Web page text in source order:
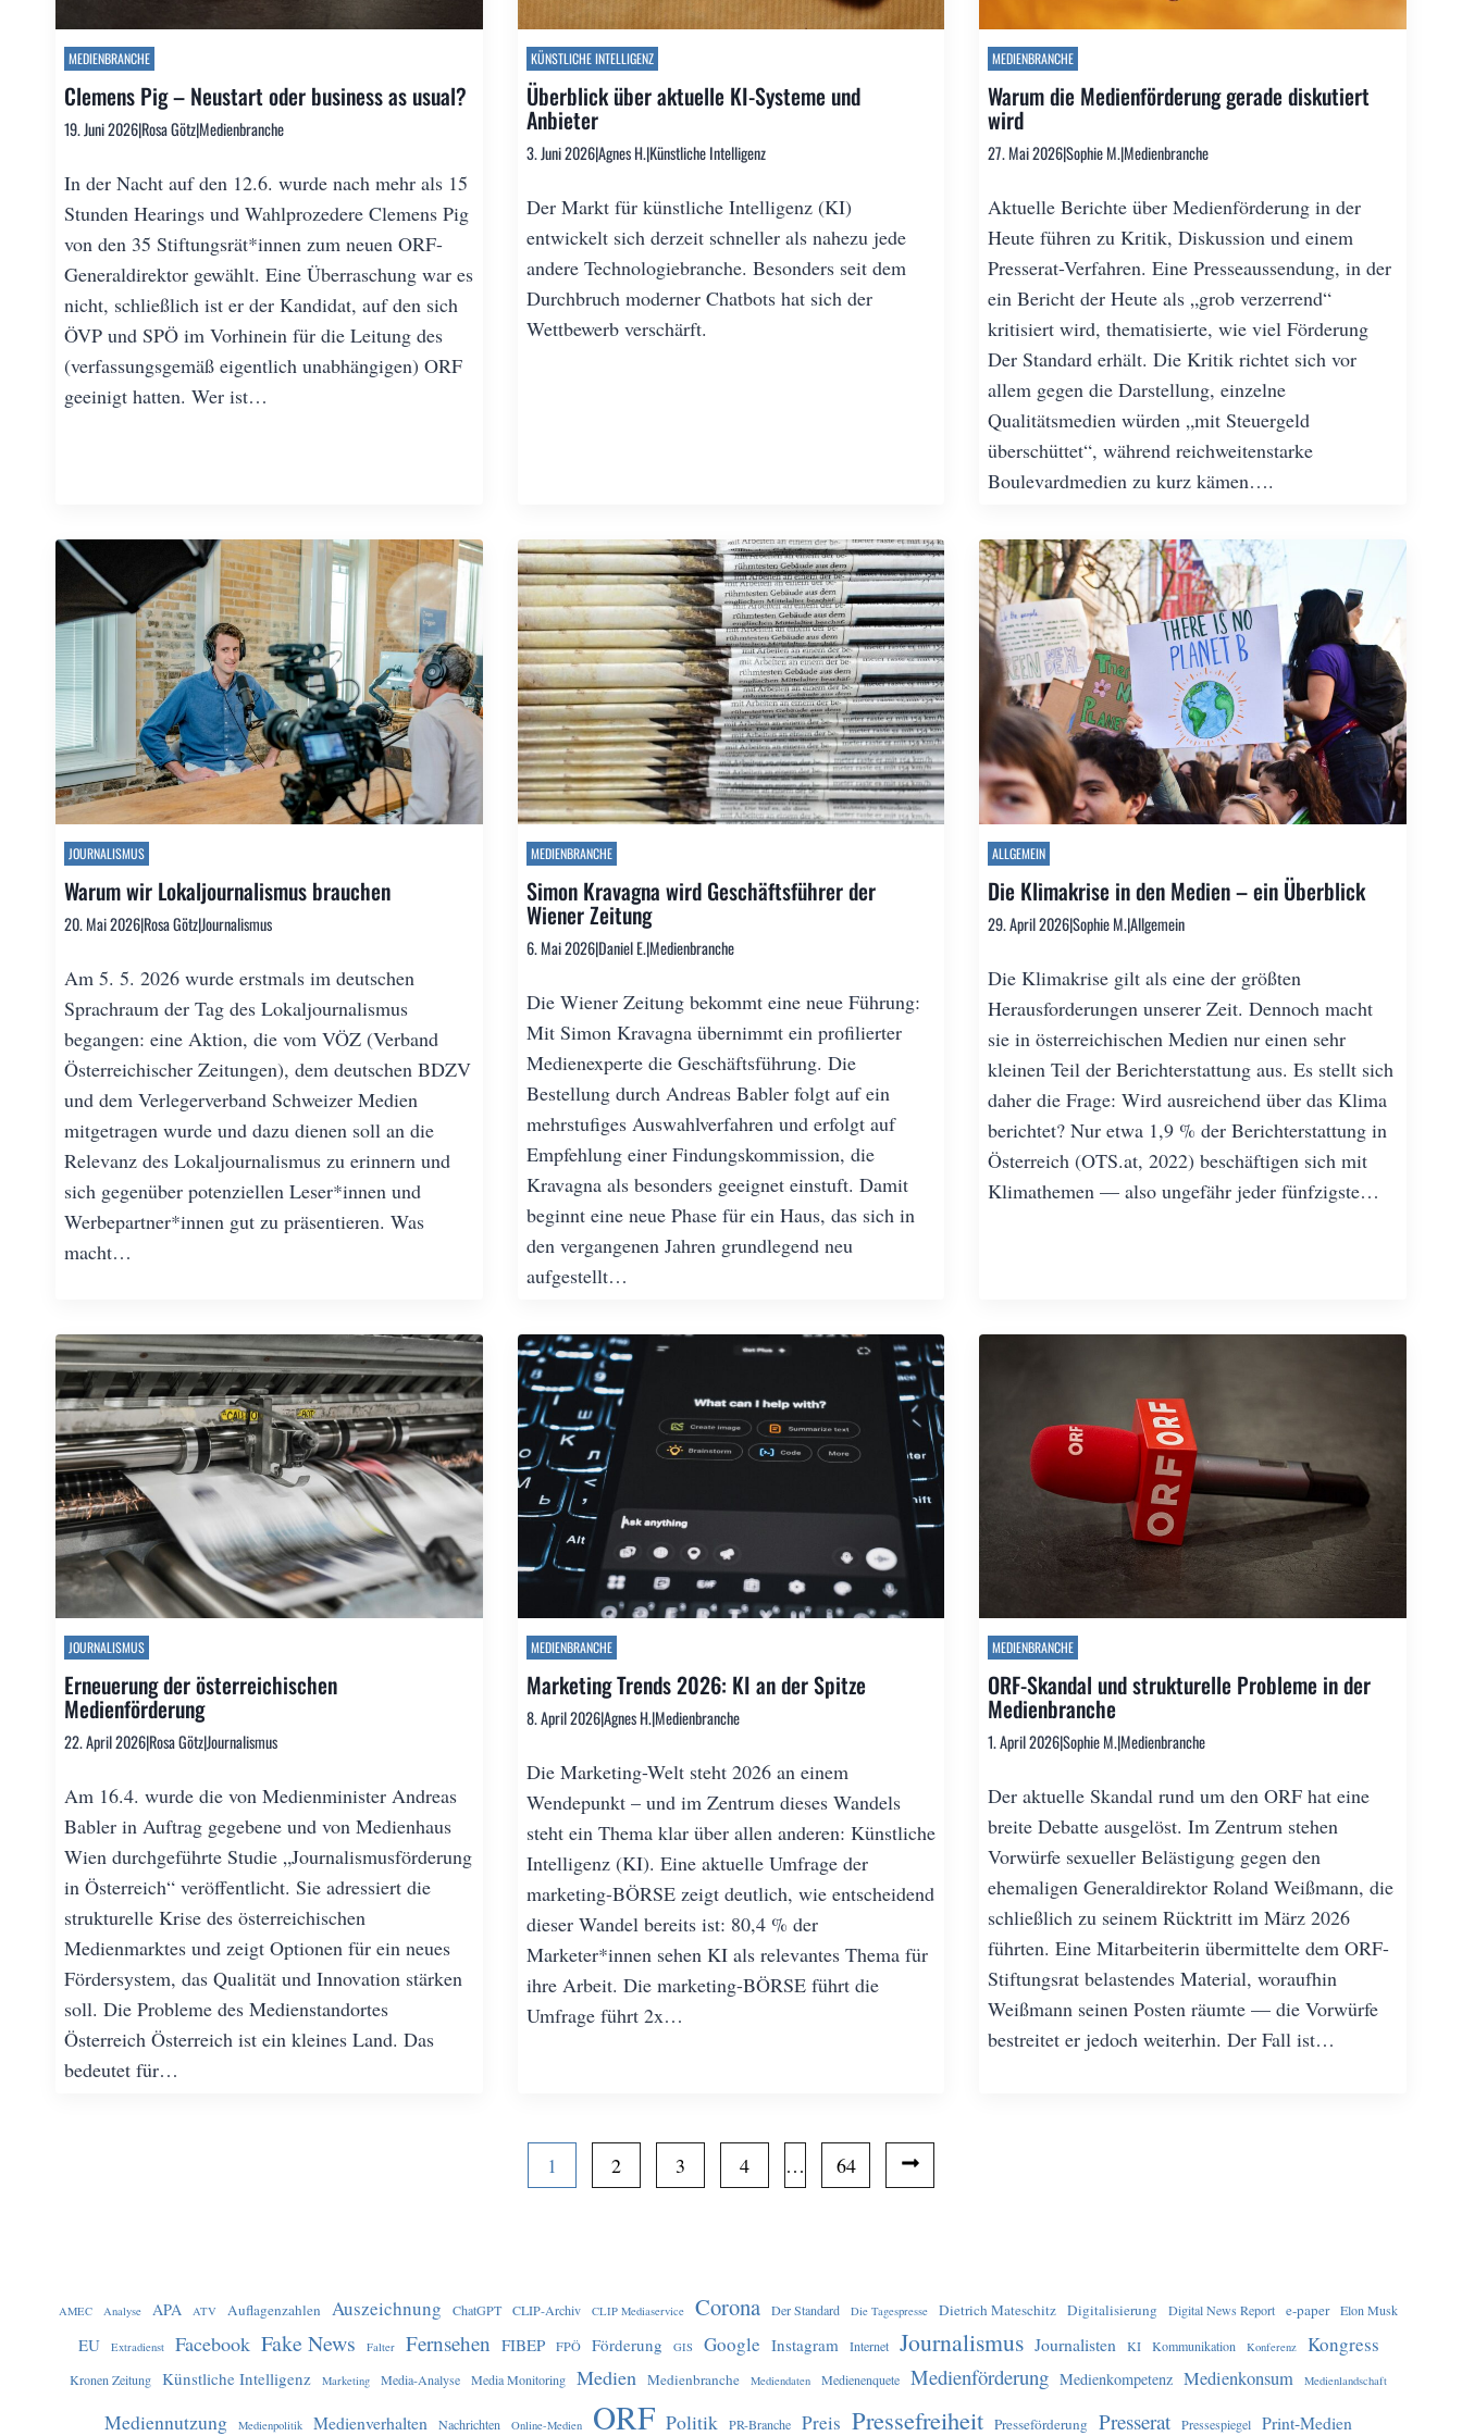
MEDIENBRANCHE
Clemens Pig – Neustart oder business as usual?
19. Juni 2026|Rosa Götz|Medienbranche
In der Nacht auf den 12.6. wurde nach mehr als 15
Stunden Hearings und Wahlprozedere Clemens Pig
von den 35 Stiftungsrät*innen zum neuen ORF-
Generaldirektor gewählt. Eine Überraschung war es
nicht, schließlich ist er der Kandidat, auf den sich
ÖVP und SPÖ im Vorhinein für die Leitung des
(verfassungsgemäß eigentlich unabhängigen) ORF
geeinigt hatten. Wer ist…
KÜNSTLICHE INTELLIGENZ
Überblick über aktuelle KI-Systeme und
Anbieter
3. Juni 2026|Agnes H.|Künstliche Intelligenz
Der Markt für künstliche Intelligenz (KI)
entwickelt sich derzeit schneller als nahezu jede
andere Technologiebranche. Besonders seit dem
Durchbruch moderner Chatbots hat sich der
Wettbewerb verschärft.
MEDIENBRANCHE
Warum die Medienförderung gerade diskutiert
wird
27. Mai 2026|Sophie M.|Medienbranche
Aktuelle Berichte über Medienförderung in der
Heute führen zu Kritik, Diskussion und einem
Presserat-Verfahren. Eine Presseaussendung, in der
ein Bericht der Heute als „grob verzerrend“
kritisiert wird, thematisierte, wie viel Förderung
Der Standard erhält. Die Kritik richtet sich vor
allem gegen die Darstellung, einzelne
Qualitätsmedien würden „mit Steuergeld
überschüttet“, während reichweitenstarke
Boulevardmedien zu kurz kämen….
JOURNALISMUS
Warum wir Lokaljournalismus brauchen
20. Mai 2026|Rosa Götz|Journalismus
Am 5. 5. 2026 wurde erstmals im deutschen
Sprachraum der Tag des Lokaljournalismus
begangen: eine Aktion, die vom VÖZ (Verband
Österreichischer Zeitungen), dem deutschen BDZV
und dem Verlegerverband Schweizer Medien
mitgetragen wurde und dazu dienen soll an die
Relevanz des Lokaljournalismus zu erinnern und
sich gegenüber potenziellen Leser*innen und
Werbepartner*innen gut zu präsentieren. Was
macht…
MEDIENBRANCHE
Simon Kravagna wird Geschäftsführer der
Wiener Zeitung
6. Mai 2026|Daniel E.|Medienbranche
Die Wiener Zeitung bekommt eine neue Führung:
Mit Simon Kravagna übernimmt ein profilierter
Medienexperte die Geschäftsführung. Die
Bestellung durch Andreas Babler folgt auf ein
mehrstufiges Auswahlverfahren und erfolgt auf
Empfehlung einer Findungskommission, die
Kravagna als besonders geeignet einstuft. Damit
beginnt eine neue Phase für ein Haus, das sich in
den vergangenen Jahren grundlegend neu
aufgestellt…
ALLGEMEIN
Die Klimakrise in den Medien – ein Überblick
29. April 2026|Sophie M.|Allgemein
Die Klimakrise gilt als eine der größten
Herausforderungen unserer Zeit. Dennoch macht
sie in österreichischen Medien nur einen sehr
kleinen Teil der Berichterstattung aus. Es stellt sich
daher die Frage: Wird ausreichend über das Klima
berichtet? Nur etwa 1,9 % der Berichterstattung in
Österreich (OTS.at, 2022) beschäftigen sich mit
Klimathemen — also ungefähr jeder fünfzigste…
JOURNALISMUS
Erneuerung der österreichischen
Medienförderung
22. April 2026|Rosa Götz|Journalismus
Am 16.4. wurde die von Medienminister Andreas
Babler in Auftrag gegebene und von Medienhaus
Wien durchgeführte Studie „Journalismusförderung
in Österreich“ veröffentlicht. Sie adressiert die
strukturelle Krise des österreichischen
Medienmarktes und zeigt Optionen für ein neues
Fördersystem, das Qualität und Innovation stärken
soll. Die Probleme des Medienstandortes
Österreich Österreich ist ein kleines Land. Das
bedeutet für…
MEDIENBRANCHE
Marketing Trends 2026: KI an der Spitze
8. April 2026|Agnes H.|Medienbranche
Die Marketing-Welt steht 2026 an einem
Wendepunkt – und im Zentrum dieses Wandels
steht ein Thema klar über allen anderen: Künstliche
Intelligenz (KI). Eine aktuelle Umfrage der
marketing-BÖRSE zeigt deutlich, wie entscheidend
dieser Wandel bereits ist: 80,4 % der
Marketer*innen sehen KI als relevantes Thema für
ihre Arbeit. Die marketing-BÖRSE führt die
Umfrage führt 2x…
MEDIENBRANCHE
ORF-Skandal und strukturelle Probleme in der
Medienbranche
1. April 2026|Sophie M.|Medienbranche
Der aktuelle Skandal rund um den ORF hat eine
breite Debatte ausgelöst. Im Zentrum stehen
Vorwürfe sexueller Belästigung gegen den
ehemaligen Generaldirektor Roland Weißmann, die
schließlich zu seinem Rücktritt im März 2026
führten. Eine Mitarbeiterin übermittelte dem ORF-
Stiftungsrat belastendes Material, woraufhin
Weißmann seinen Posten räumte — die Vorwürfe
bestreitet er jedoch weiterhin. Der Fall ist…
P
t
s
n
1 2 3 4 … 64
AMEC Analyse APA ATV Auflagenzahlen Auszeichnung ChatGPT CLIP-Archiv CLIP Mediaservice Corona Der Standard Die Tagespresse Dietrich Mateschitz Digitalisierung Digital News Report e-paper Elon Musk
EU Extradienst Facebook Fake News Falter Fernsehen FIBEP FPÖ Förderung GIS Google Instagram Internet Journalismus Journalisten KI Kommunikation Konferenz Kongress
Kronen Zeitung Künstliche Intelligenz Marketing Media-Analyse Media Monitoring Medien Medienbranche Mediendaten Medienenquete Medienförderung Medienkompetenz Medienkonsum Medienlandschaft
Mediennutzung Medienpolitik Medienverhalten Nachrichten Online-Medien ORF Politik PR-Branche Preis Pressefreiheit Presseförderung Presserat Pressespiegel Print-Medien